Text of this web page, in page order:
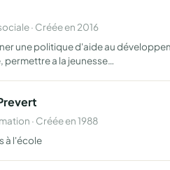
· Créée en 2016
une politique d'aide au
a la jeunesse…
· Créée en 1988
à l'école